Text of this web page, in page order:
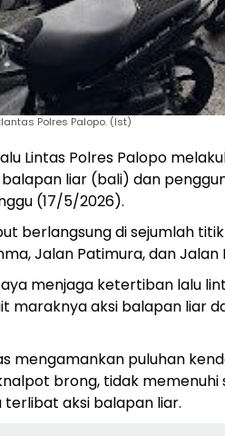
Polres Palopo. (Ist)
Lintas Polres Palopo
liar (bali) dan
(17/5/2026).
berlangsung di sejumlah titik
Jalan Patimura, dan Jalan
menjaga ketertiban lalu
maraknya aksi balapan liar
mengamankan puluhan
brong, tidak
aksi balapan liar.